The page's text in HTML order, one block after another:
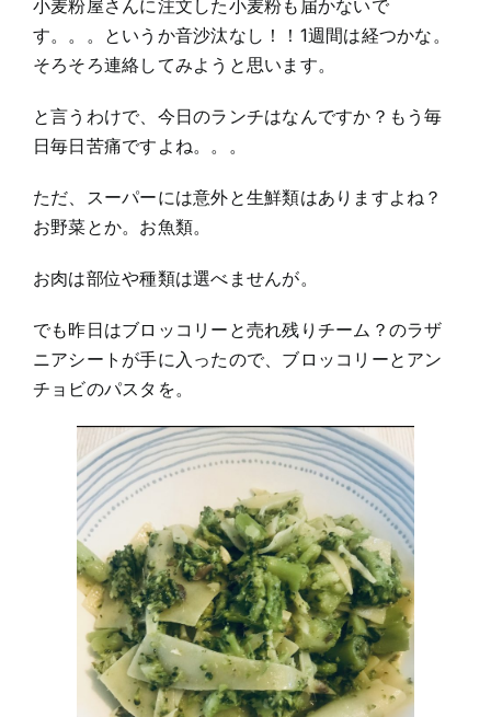
小麦粉屋さんに注文した小麦粉も届かないで
す。。。というか音沙汰なし！！1週間は経つかな。
そろそろ連絡してみようと思います。
と言うわけで、今日のランチはなんですか？もう毎
日毎日苦痛ですよね。。。
ただ、スーパーには意外と生鮮類はありますよね？
お野菜とか。お魚類。
お肉は部位や種類は選べませんが。
でも昨日はブロッコリーと売れ残りチーム？のラザ
ニアシートが手に入ったので、ブロッコリーとアン
チョビのパスタを。